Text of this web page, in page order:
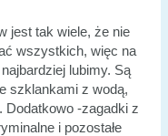
jest tak wiele, że nie
wszystkich, więc na
lubimy. Są
szklankami z wodą,
Dodatkowo -zagadki z
i pozostałe